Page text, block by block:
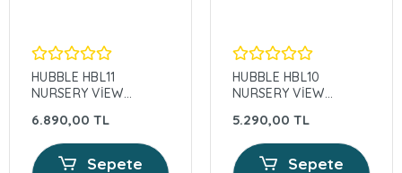
HUBBLE HBL11
NURSERY VİEW
KAMERASI
6.890,00 TL
Sepete
HUBBLE HBL10
NURSERY VİEW
KAMERASI
5.290,00 TL
Sepete